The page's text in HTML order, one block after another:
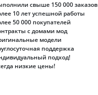
свыше 150 000 заказов
10 лет успешной работы
50 000 покупателей
с домами мод
модели
поддержка
подход!
низкие цены!